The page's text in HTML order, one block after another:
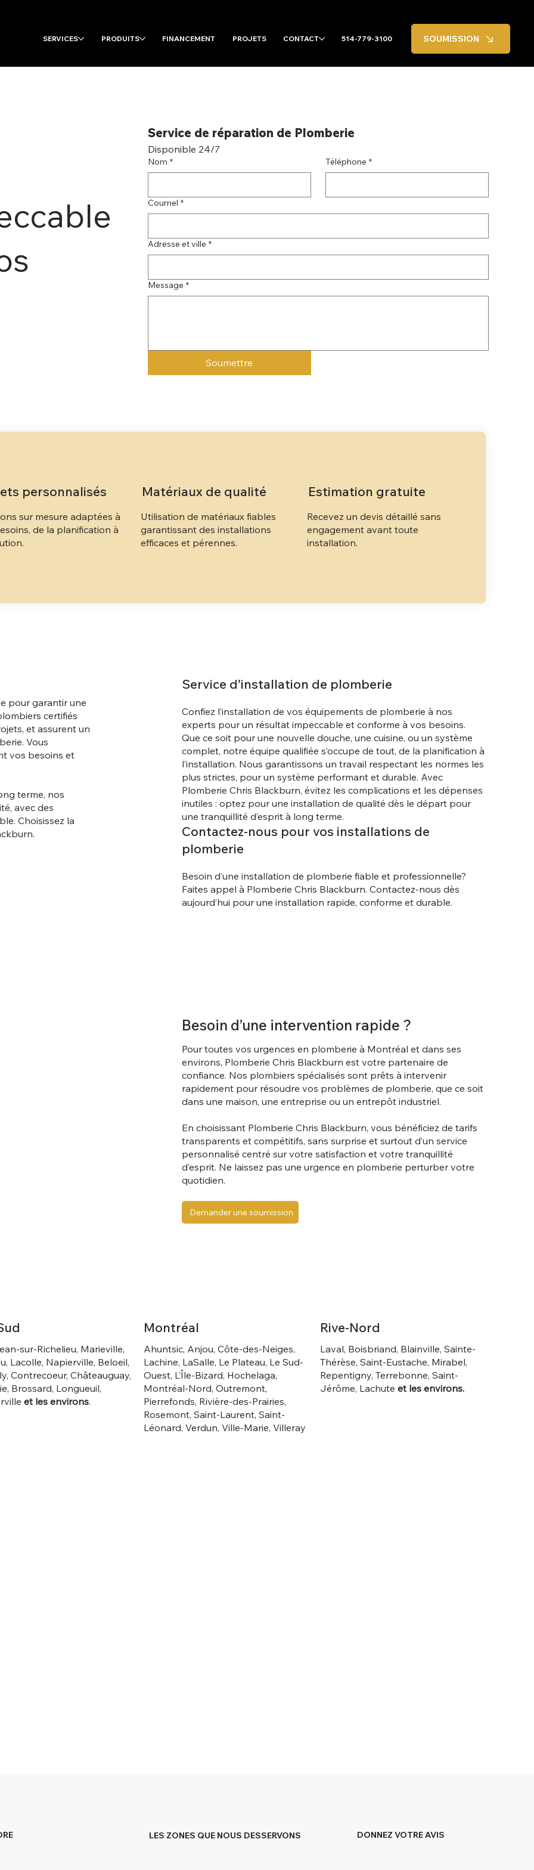
SERVICES PRODUITS FINANCEMENT PROJETS CONTACT 514-779-3100 SOUMISSION
Service de réparation de Plomberie
Disponible 24/7
Nom * Téléphone *
Courriel *
Adresse et ville *
Message *
Soumettre
personnalisés
sur mesure adaptées à
de la planification à
Matériaux de qualité
Utilisation de matériaux fiables
garantissant des installations
efficaces et pérennes.
Estimation gratuite
Recevez un devis détaillé sans
engagement avant toute
installation.
pour garantir une
certifiés
et assurent un
Vous
vos besoins et
terme, nos
avec des
Choisissez la
Service d’installation de plomberie
Confiez l’installation de vos équipements de plomberie à nos
experts pour un résultat impeccable et conforme à vos besoins.
Que ce soit pour une nouvelle douche, une cuisine, ou un système
complet, notre équipe qualifiée s’occupe de tout, de la planification à
l’installation. Nous garantissons un travail respectant les normes les
plus strictes, pour un système performant et durable. Avec
Plomberie Chris Blackburn, évitez les complications et les dépenses
inutiles : optez pour une installation de qualité dès le départ pour
une tranquillité d’esprit à long terme.
Contactez-nous pour vos installations de
plomberie
Besoin d’une installation de plomberie fiable et professionnelle?
Faites appel à Plomberie Chris Blackburn. Contactez-nous dès
aujourd’hui pour une installation rapide, conforme et durable.
Besoin d’une intervention rapide ?
Pour toutes vos urgences en plomberie à Montréal et dans ses
environs, Plomberie Chris Blackburn est votre partenaire de
confiance. Nos plombiers spécialisés sont prêts à intervenir
rapidement pour résoudre vos problèmes de plomberie, que ce soit
dans une maison, une entreprise ou un entrepôt industriel.
En choisissant Plomberie Chris Blackburn, vous bénéficiez de tarifs
transparents et compétitifs, sans surprise et surtout d’un service
personnalisé centré sur votre satisfaction et votre tranquillité
d’esprit. Ne laissez pas une urgence en plomberie perturber votre
quotidien.
Demander une soumission
sur-Richelieu, Marieville,
Lacolle, Napierville, Beloeil,
Contrecoeur, Châteauguay,
Brossard, Longueuil,
et les environs.
Montréal
Ahuntsic, Anjou, Côte-des-Neiges,
Lachine, LaSalle, Le Plateau, Le Sud-
Ouest, L’Île-Bizard, Hochelaga,
Montréal-Nord, Outremont,
Pierrefonds, Rivière-des-Prairies,
Rosemont, Saint-Laurent, Saint-
Léonard, Verdun, Ville-Marie, Villeray
Rive-Nord
Laval, Boisbriand, Blainville, Sainte-
Thérèse, Saint-Eustache, Mirabel,
Repentigny, Terrebonne, Saint-
Jérôme, Lachuteet les environs.
LES ZONES QUE NOUS DESSERVONS DONNEZ VOTRE AVIS